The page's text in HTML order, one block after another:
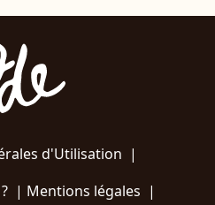
d'Utilisation |
| Mentions légales |